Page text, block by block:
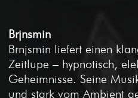
Brjnsmin
Brnjsmin liefert einen
Zeitlupe – hypnotisch,
Geheimnisse. Seine
und stark vom Ambient